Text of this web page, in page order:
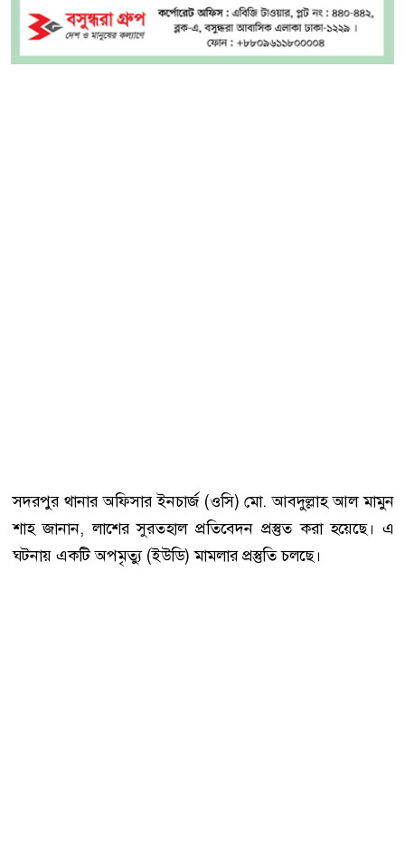
সদরপুর থানার অফিসার ইনচার্জ (ওসি) মো. আবদুল্লাহ আল মামুন
শাহ জানান, লাশের সুরতহাল প্রতিবেদন প্রস্তুত করা হয়েছে। এ
ঘটনায় একটি অপমৃত্যু (ইউডি) মামলার প্রস্তুতি চলছে।